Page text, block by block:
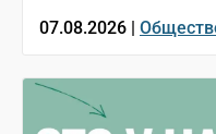
07.08.2026 |